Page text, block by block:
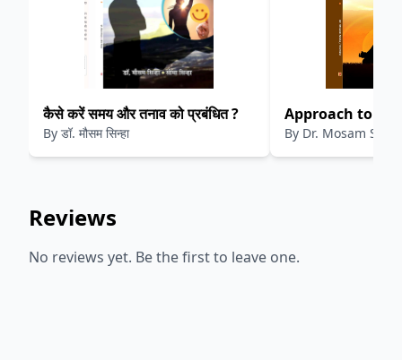
कैसे करें समय और तनाव को प्रबंधित ?
By डॉ. मौसम सिन्हा
Approach to
Step by Step
By Dr. Mosam
Reviews
No reviews yet. Be the first to leave one.